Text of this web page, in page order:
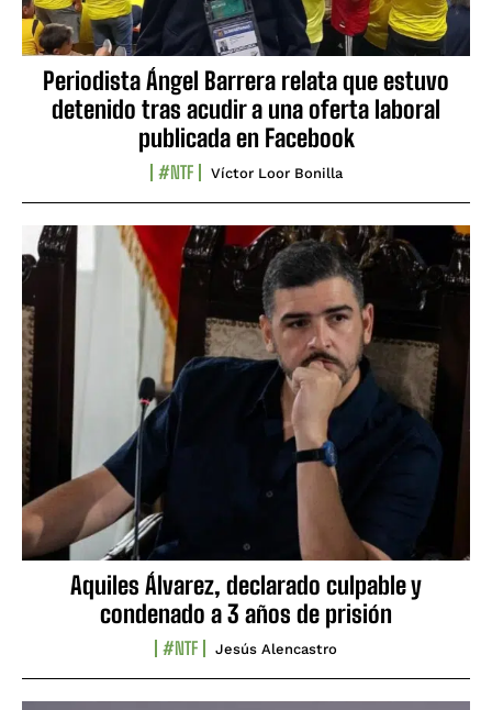
Periodista Ángel Barrera relata que estuvo
detenido tras acudir a una oferta laboral
publicada en Facebook
#NTF Víctor Loor Bonilla
Aquiles Álvarez, declarado culpable y
condenado a 3 años de prisión
#NTF Jesús Alencastro